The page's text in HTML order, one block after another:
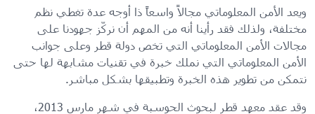
ويعد الأمن المعلوماتي مجالاً واسعاً ذا أوجه عدة تغطي نظم
مختلفة، ولذلك فقد رأينا أنه من المهم أن نركّز جهودنا على
مجالات الأمن المعلوماتي التي تخص دولة قطر وعلى جوانب
الأمن المعلوماتي التي نملك خبرة في تقنيات مشابهة لها حتى
نتمكن من تطوير هذه الخبرة وتطبيقها بشكل مباشر.
وقد عقد معهد قطر لبحوث الحوسبة في شهر مارس 2013،